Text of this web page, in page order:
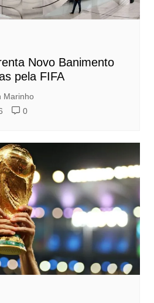
Novo Banimento
pela FIFA
Marinho
0